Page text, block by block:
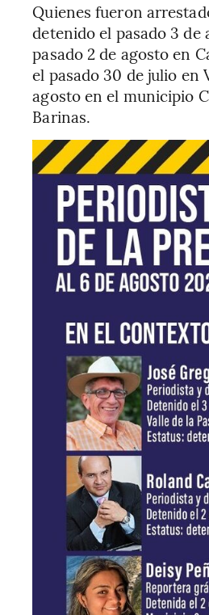
Quienes fueron
detenido el pasado 3 de
pasado 2 de agosto en
el pasado 30 de julio en
agosto en el municipio
Barinas.